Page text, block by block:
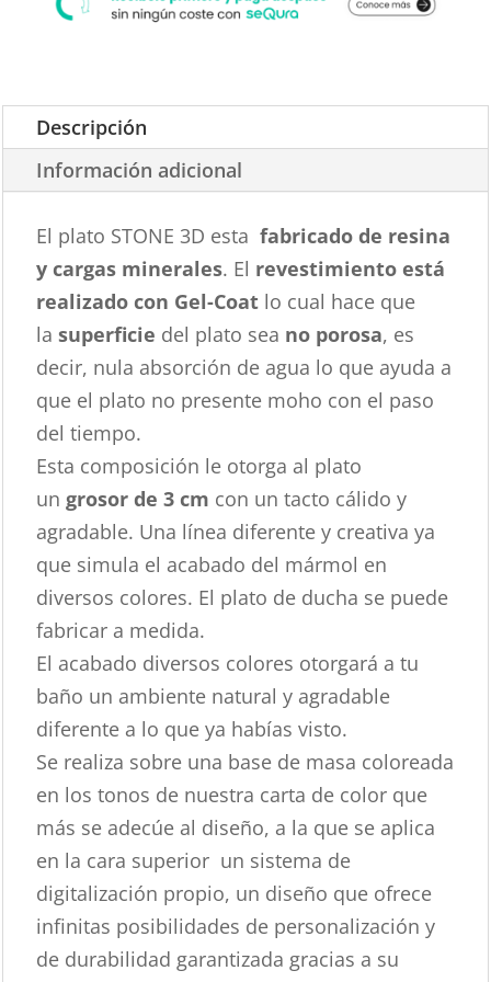
Descripción
Información adicional
El plato STONE 3D estafabricado de resina
y cargas minerales. El revestimiento está
realizado con Gel-Coat lo cual hace que
lasuperficie del plato sea no porosa, es
decir, nula absorción de agua lo que ayuda a
que el plato no presente moho con el paso
del tiempo.
Esta composición le otorga al plato
un grosor de 3 cm con un tacto cálido y
agradable. Una línea diferente y creativa ya
que simula el acabado del mármol en
diversos colores. El plato de ducha se puede
fabricar a medida.
El acabado diversos colores otorgará a tu
baño un ambiente natural y agradable
diferente a lo que ya habías visto.
Se realiza sobre una base de masa coloreada
en los tonos de nuestra carta de color que
más se adecúe al diseño, a la que se aplica
en la cara superior un sistema de
digitalización propio, un diseño que ofrece
infinitas posibilidades de personalización y
de durabilidad garantizada gracias a su